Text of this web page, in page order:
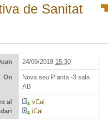
de Sanitat
24/09/2018 15:30
On
Nova seu Planta -3 sala
AB
al
vCal
iCal